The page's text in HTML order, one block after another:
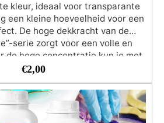
kleur, ideaal voor transparante
een kleine hoeveelheid voor een
De hoge dekkracht van de
serie zorgt voor een volle en
de hoge concentratie kun je met
druppels een dekkende kleur
de producten van de RESIN
Het aanbevolen percentage
van de totale hoeveelheid
1% (transparant effect) tot 5%
€2,00